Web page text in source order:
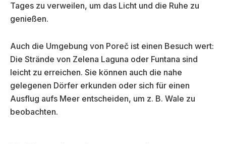
Tages zu verweilen, um das Licht und die Ruhe zu
genießen.
Auch die Umgebung von Poreč ist einen Besuch wert:
Die Strände von Zelena Laguna oder Funtana sind
leicht zu erreichen. Sie können auch die nahe
gelegenen Dörfer erkunden oder sich für einen
Ausflug aufs Meer entscheiden, um z. B. Wale zu
beobachten.